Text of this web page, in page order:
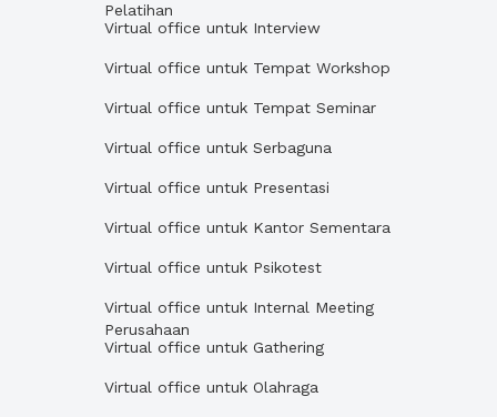
Pelatihan
Virtual office untuk Interview
Virtual office untuk Tempat Workshop
Virtual office untuk Tempat Seminar
Virtual office untuk Serbaguna
Virtual office untuk Presentasi
Virtual office untuk Kantor Sementara
Virtual office untuk Psikotest
Virtual office untuk Internal Meeting
Perusahaan
Virtual office untuk Gathering
Virtual office untuk Olahraga